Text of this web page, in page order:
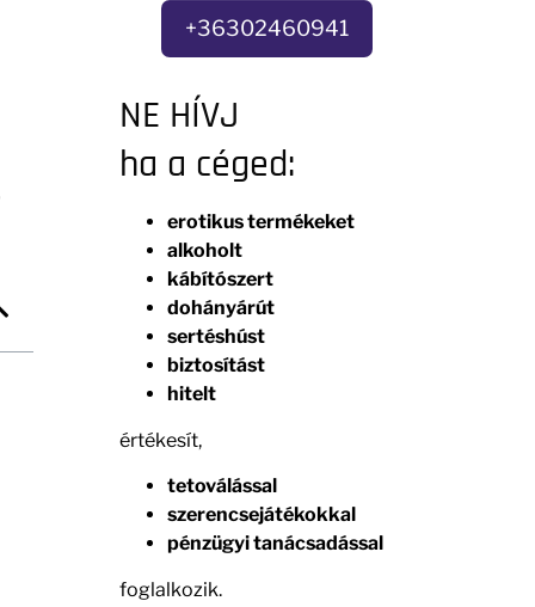
+36302460941
NE HÍVJ
ha a céged:
erotikus termékeket
alkoholt
kábítószert
dohányárút
sertéshúst
biztosítást
hitelt
értékesít,
tetoválással
szerencsejátékokkal
pénzügyi tanácsadással
foglalkozik.